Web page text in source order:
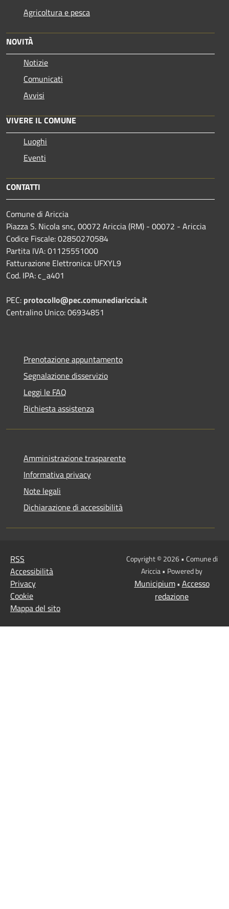
Agricoltura e pesca
NOVITÀ
Notizie
Comunicati
Avvisi
VIVERE IL COMUNE
Luoghi
Eventi
CONTATTI
Comune di Ariccia
Piazza S. Nicola snc, 00072 Ariccia (RM) - 00072 - Ariccia
Codice Fiscale: 02850270584
Partita IVA: 01125551000
Fatturazione Elettronica: UFXYL9
Cod. IPA: c_a401
PEC: protocollo@pec.comunediariccia.it
Centralino Unico: 06934851
Prenotazione appuntamento
Segnalazione disservizio
Leggi le FAQ
Richiesta assistenza
Amministrazione trasparente
Informativa privacy
Note legali
Dichiarazione di accessibilità
RSS
Accessibilità
Privacy
Cookie
Mappa del sito
Copyright © 2026 • Comune di
Ariccia • Powered by
Municipium• Accesso
redazione